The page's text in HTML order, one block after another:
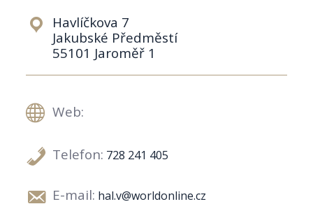
Havlíčkova 7
Jakubské Předměstí
55101 Jaroměř 1
Web:
Telefon: 728 241 405
E-mail: hal.v@worldonline.cz